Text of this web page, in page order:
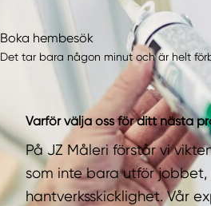
Boka hembesök
Det tar bara någon minut och är helt
Varför välja oss för ditt nästa
På JZ Måleri förstår vi
som inte bara utför
hantverksskicklighet. Vår